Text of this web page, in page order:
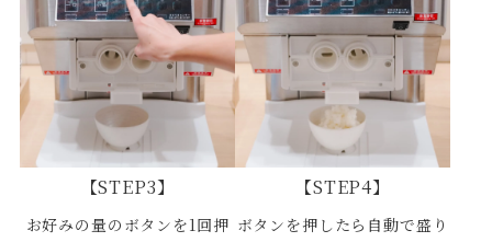
【STEP3】
お好みの量のボタンを1回押
【STEP4】
ボタンを押したら自動で盛り